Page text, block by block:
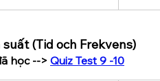
(Tid och Frekvens)
học --> Quiz Test 9 -10